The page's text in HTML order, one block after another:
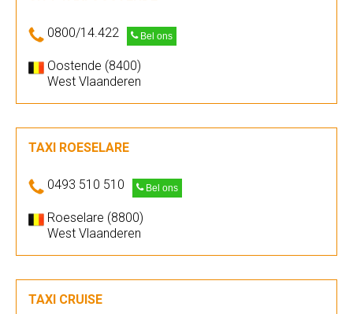
0800/14.422 Bel ons
Oostende (8400)
West Vlaanderen
TAXI ROESELARE
0493 510 510 Bel ons
Roeselare (8800)
West Vlaanderen
TAXI CRUISE